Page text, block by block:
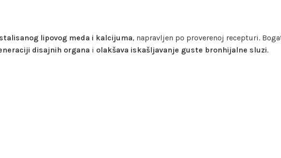
lipovog meda i kalcijuma, napravljen po proverenoj recepturi.
disajnih organa i olakšava iskašljavanje guste bronhijalne sluzi.